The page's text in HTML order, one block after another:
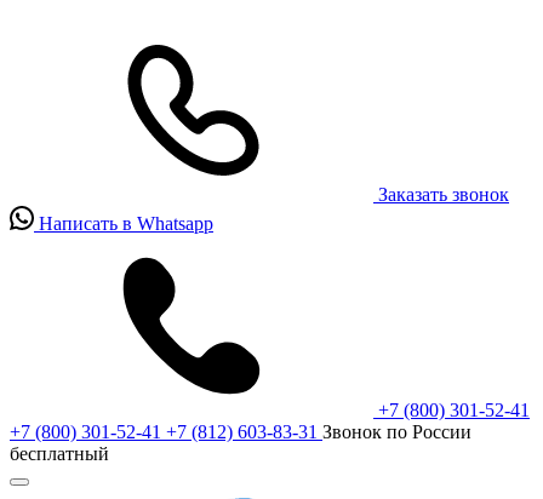
Заказать звонок
Написать в Whatsapp
+7 (800) 301-52-41
+7 (800) 301-52-41 +7 (812) 603-83-31 Звонок по России
бесплатный